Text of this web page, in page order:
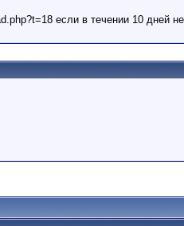
если в течении 10 дней